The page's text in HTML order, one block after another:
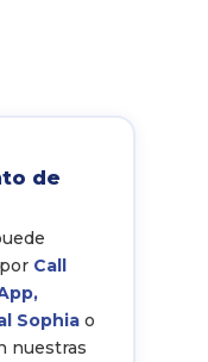
de
Call
Sophiao
nuestras